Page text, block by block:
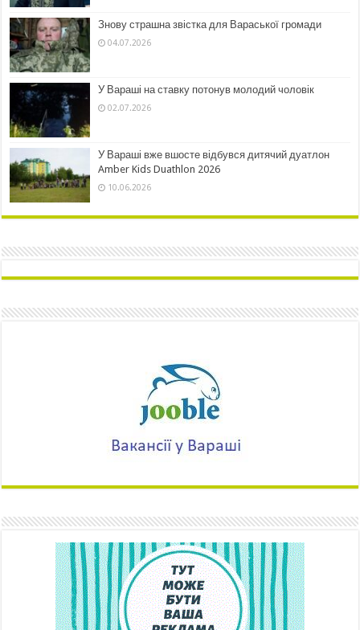
Знову страшна звістка для Вараської громади
04.07.2026
У Вараші на ставку потонув молодий чоловік
02.07.2026
У Вараші вже вшосте відбувся дитячий дуатлон
Amber Kids Duathlon 2026
10.06.2026